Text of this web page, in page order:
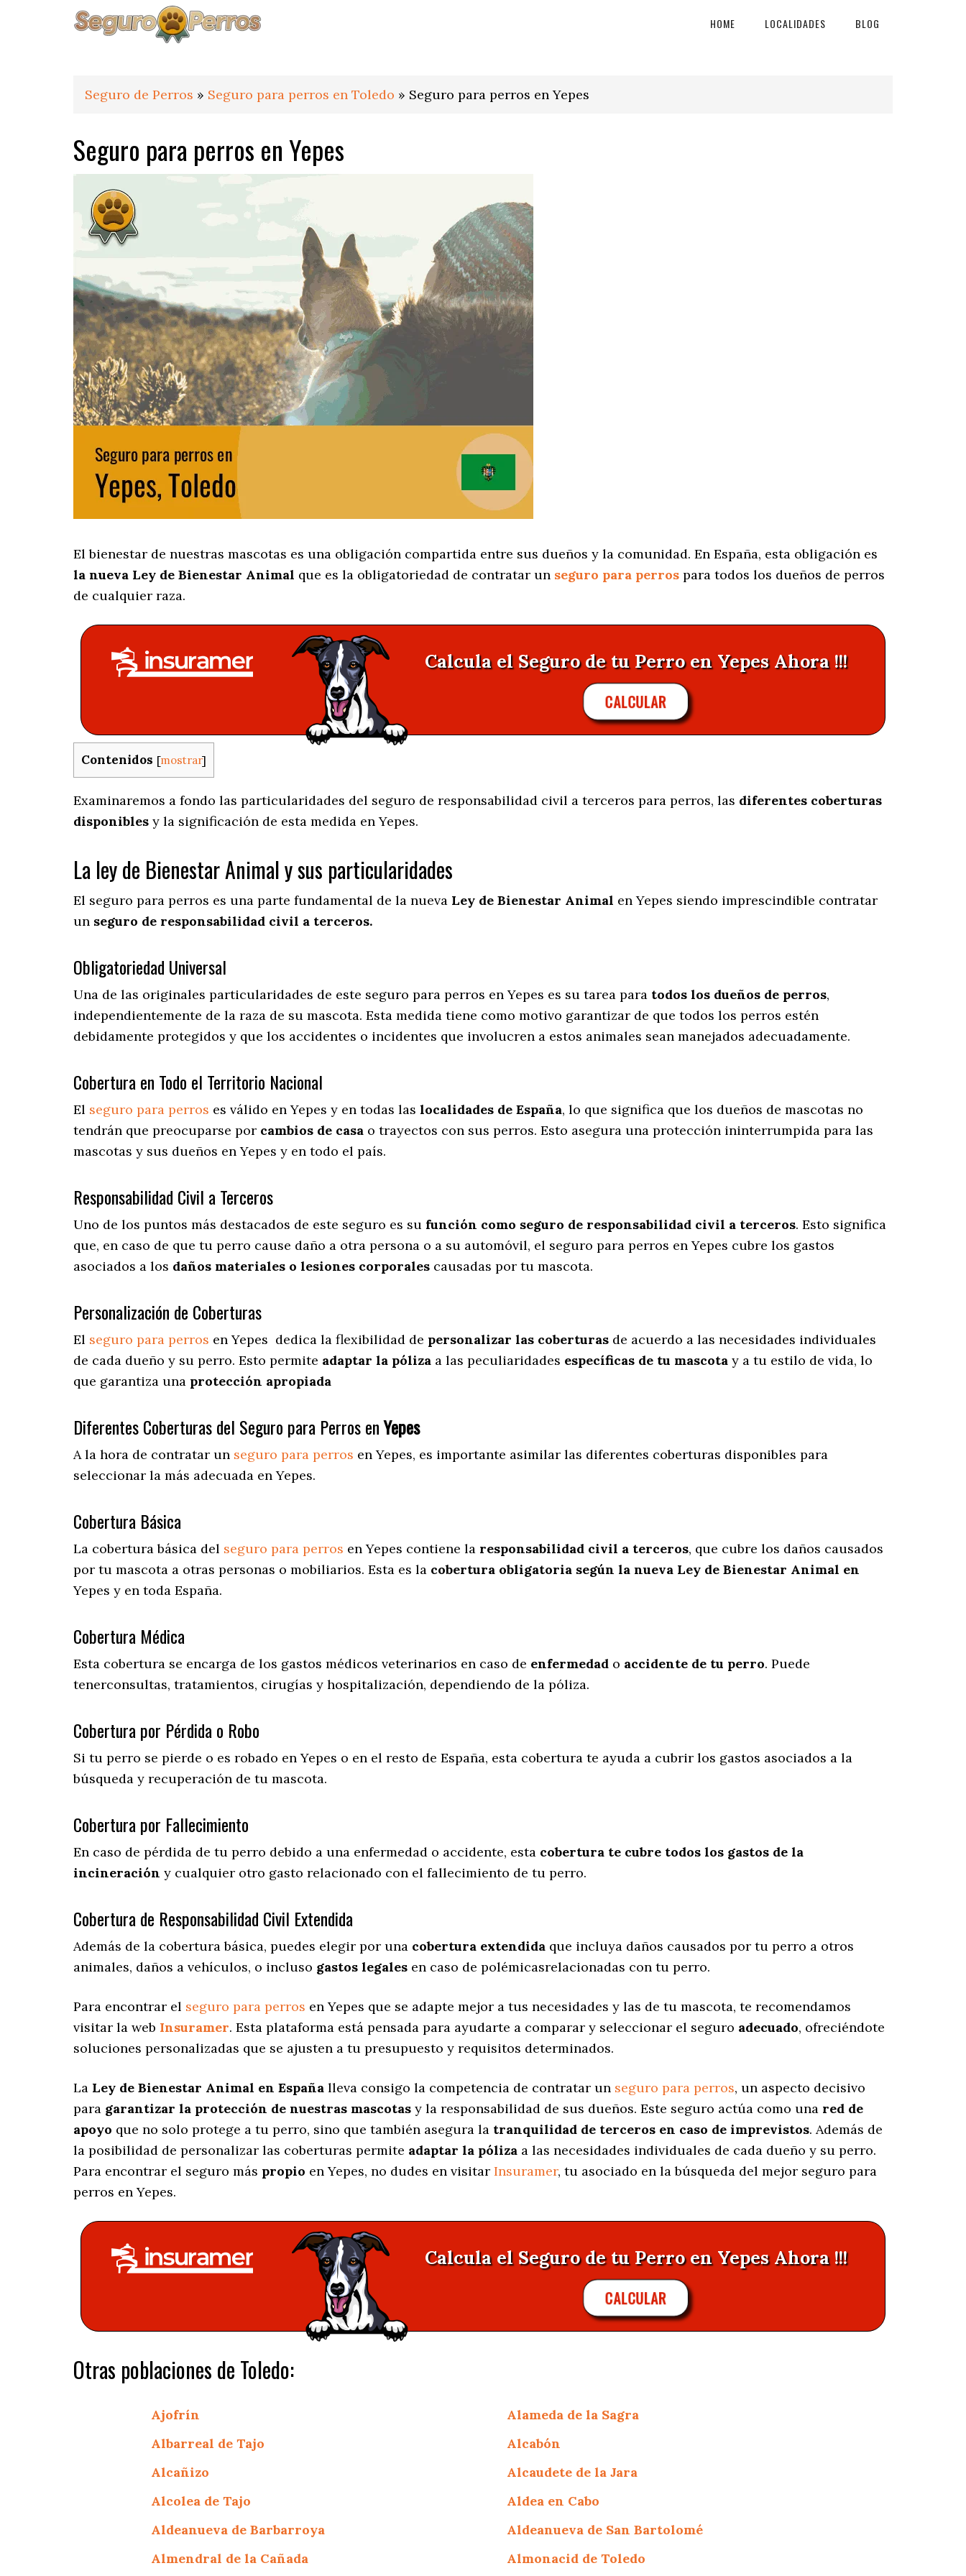
HOME LOCALIDADES BLOG
Seguro de Perros » Seguro para perros en Toledo » Seguro para perros en Yepes
Seguro para perros en Yepes
El bienestar de nuestras mascotas es una obligación compartida entre sus dueños y la comunidad. En España, esta obligación es
la nueva Ley de Bienestar Animal que es la obligatoriedad de contratar un seguro para perros para todos los dueños de perros
de cualquier raza.
Calcula el Seguro de tu Perro en Yepes Ahora !!!
CALCULAR
Contenidos [mostrar]
Examinaremos a fondo las particularidades del seguro de responsabilidad civil a terceros para perros, las diferentes coberturas
disponibles y la significación de esta medida en Yepes.
La ley de Bienestar Animal y sus particularidades
El seguro para perros es una parte fundamental de la nueva Ley de Bienestar Animal en Yepes siendo imprescindible contratar
un seguro de responsabilidad civil a terceros.
Obligatoriedad Universal
Una de las originales particularidades de este seguro para perros en Yepes es su tarea para todos los dueños de perros,
independientemente de la raza de su mascota. Esta medida tiene como motivo garantizar de que todos los perros estén
debidamente protegidos y que los accidentes o incidentes que involucren a estos animales sean manejados adecuadamente.
Cobertura en Todo el Territorio Nacional
El seguro para perros es válido en Yepes y en todas las localidades de España, lo que significa que los dueños de mascotas no
tendrán que preocuparse por cambios de casa o trayectos con sus perros. Esto asegura una protección ininterrumpida para las
mascotas y sus dueños en Yepes y en todo el país.
Responsabilidad Civil a Terceros
Uno de los puntos más destacados de este seguro es su función como seguro de responsabilidad civil a terceros. Esto significa
que, en caso de que tu perro cause daño a otra persona o a su automóvil, el seguro para perros en Yepes cubre los gastos
asociados a los daños materiales o lesiones corporales causadas por tu mascota.
Personalización de Coberturas
El seguro para perros enYepes dedica la flexibilidad de personalizar las coberturas de acuerdo a las necesidades individuales
de cada dueño y su perro. Esto permite adaptar la póliza a las peculiaridades específicas de tu mascota y a tu estilo de vida, lo
que garantiza una protección apropiada
Diferentes Coberturas del Seguro para Perros enYepes
A la hora de contratar un seguro para perros en Yepes, es importante asimilar las diferentes coberturas disponibles para
seleccionar la más adecuada en Yepes.
Cobertura Básica
La cobertura básica del seguro para perros en Yepes contiene la responsabilidad civil a terceros, que cubre los daños causados
por tu mascota a otras personas o mobiliarios. Esta es la cobertura obligatoria según la nueva Ley de Bienestar Animal en
Yepes y en toda España.
Cobertura Médica
Esta cobertura se encarga de los gastos médicos veterinarios en caso de enfermedad o accidente de tu perro. Puede
tenerconsultas, tratamientos, cirugías y hospitalización, dependiendo de la póliza.
Cobertura por Pérdida o Robo
Si tu perro se pierde o es robado en Yepes o en el resto de España, esta cobertura te ayuda a cubrir los gastos asociados a la
búsqueda y recuperación de tu mascota.
Cobertura por Fallecimiento
En caso de pérdida de tu perro debido a una enfermedad o accidente, esta cobertura te cubre todos los gastos de la
incineración y cualquier otro gasto relacionado con el fallecimiento de tu perro.
Cobertura de Responsabilidad Civil Extendida
Además de la cobertura básica, puedes elegir por una cobertura extendida que incluya daños causados por tu perro a otros
animales, daños a vehículos, o incluso gastos legales en caso de polémicasrelacionadas con tu perro.
Para encontrar el seguro para perros en Yepes que se adapte mejor a tus necesidades y las de tu mascota, te recomendamos
visitar la web Insuramer. Esta plataforma está pensada para ayudarte a comparar y seleccionar el seguro adecuado, ofreciéndote
soluciones personalizadas que se ajusten a tu presupuesto y requisitos determinados.
La Ley de Bienestar Animal en España lleva consigo la competencia de contratar un seguro para perros, un aspecto decisivo
para garantizar la protección de nuestras mascotas y la responsabilidad de sus dueños. Este seguro actúa como una red de
apoyo que no solo protege a tu perro, sino que también asegura la tranquilidad de terceros en caso de imprevistos. Además de
la posibilidad de personalizar las coberturas permite adaptar la póliza a las necesidades individuales de cada dueño y su perro.
Para encontrar el seguro más propio en Yepes, no dudes en visitar Insuramer, tu asociado en la búsqueda del mejor seguro para
perros en Yepes.
Calcula el Seguro de tu Perro en Yepes Ahora !!!
CALCULAR
Otras poblaciones de Toledo:
Ajofrín
Alameda de la Sagra
Albarreal de Tajo
Alcabón
Alcañizo
Alcaudete de la Jara
Alcolea de Tajo
Aldea en Cabo
Aldeanueva de Barbarroya
Aldeanueva de San Bartolomé
Almendral de la Cañada
Almonacid de Toledo